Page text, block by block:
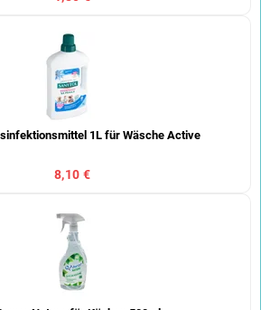
1L für Wäsche Active
8,10 €